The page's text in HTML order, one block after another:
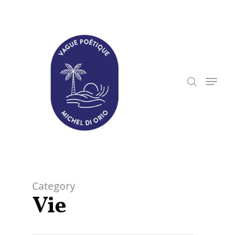
Hit enter to search or ESC to close
Category
Vie